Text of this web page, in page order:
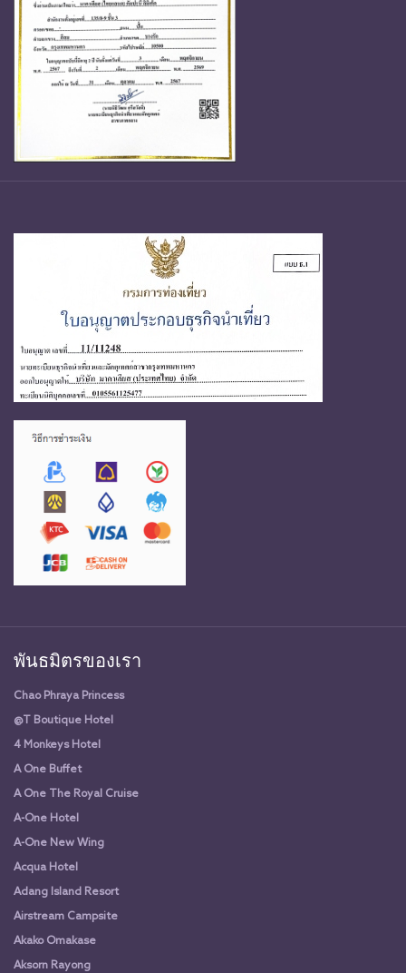
พันธมิตรของเรา
Chao Phraya Princess
@T Boutique Hotel
4 Monkeys Hotel
A One Buffet
A One The Royal Cruise
A-One Hotel
A-One New Wing
Acqua Hotel
Adang Island Resort
Airstream Campsite
Akako Omakase
Aksorn Rayong